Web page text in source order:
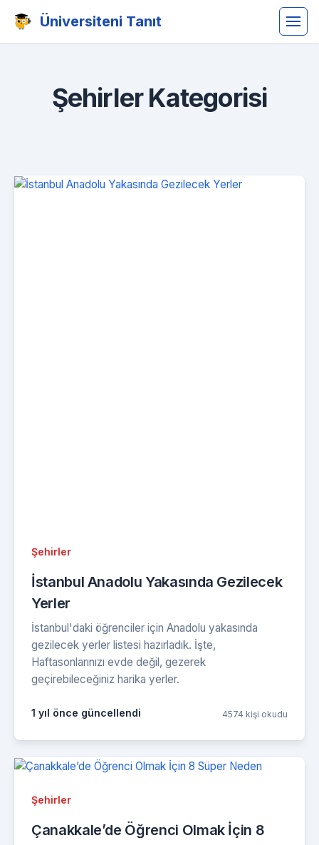
Üniversiteni Tanıt
Şehirler Kategorisi
Şehirler
İstanbul Anadolu Yakasında Gezilecek
Yerler
İstanbul'daki öğrenciler için Anadolu yakasında
gezilecek yerler listesi hazırladık. İşte,
Haftasonlarınızı evde değil, gezerek
geçirebileceğiniz harika yerler.
1 yıl önce güncellendi 4574 kişi okudu
Şehirler
Çanakkale’de Öğrenci Olmak İçin 8